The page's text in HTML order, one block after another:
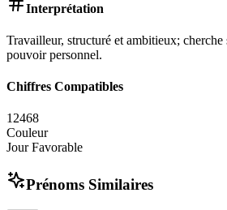
Interprétation
Travailleur, structuré et ambitieux; cherche
pouvoir personnel.
Chiffres Compatibles
1 2468
Couleur
Jour Favorable
Prénoms Similaires